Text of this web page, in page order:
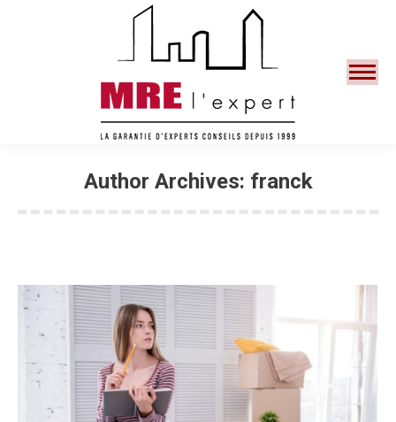
Author Archives: franck